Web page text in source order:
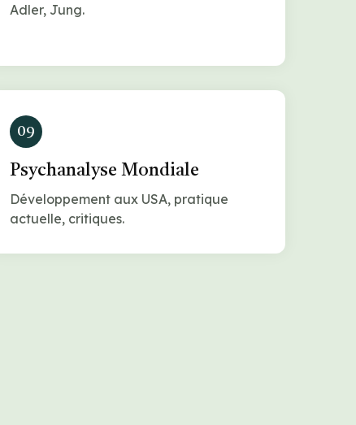
Adler, Jung.
09
Psychanalyse Mondiale
Développement aux USA, pratique
actuelle, critiques.